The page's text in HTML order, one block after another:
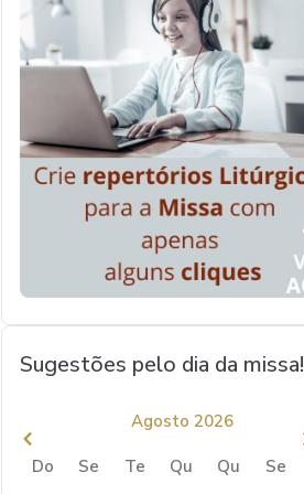
Sugestões pelo dia da missa!
Agosto 2026
Do Se Te Qu Qu Se